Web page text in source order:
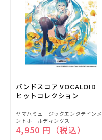
バンドスコア VOCALOID
ヒットコレクション
販
売
ヤマハミュージックエンタテインメ
ントホールディングス
通常価格
4,950 円（税込）